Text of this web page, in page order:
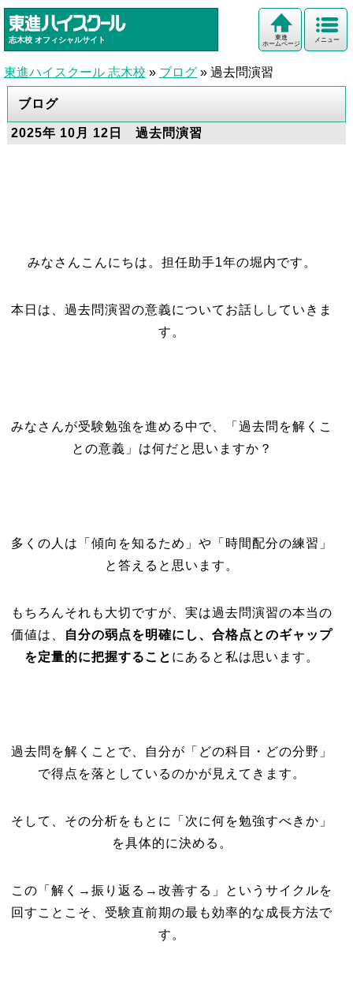
志木校 オフィシャルサイト メニュー
東進
ホームページ
東進ハイスクール 志木校 » ブログ » 過去問演習
ブログ
2025年 10月 12日 過去問演習
みなさんこんにちは。担任助手1年の堀内です。
本日は、過去問演習の意義についてお話ししていきま
す。
みなさんが受験勉強を進める中で、「過去問を解くこ
との意義」は何だと思いますか？
多くの人は「傾向を知るため」や「時間配分の練習」
と答えると思います。
もちろんそれも大切ですが、実は過去問演習の本当の
価値は、 自分の弱点を明確にし、合格点とのギャップ
を定量的に把握すること にあると私は思います。
過去問を解くことで、自分が「どの科目・どの分野」
で得点を落としているのかが見えてきます。
そして、その分析をもとに「次に何を勉強すべきか」
を具体的に決める。
この「解く→振り返る→改善する」というサイクルを
回すことこそ、受験直前期の最も効率的な成長方法で
す。